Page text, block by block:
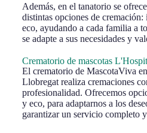
Además, en el tanatorio se
distintas opciones de
eco, ayudando a cada familia a
se adapte a sus necesidades y
Crematorio de mascotas
El crematorio de MascotaViva
Llobregat realiza cremaciones
profesionalidad. Ofrecemos
y eco, para adaptarnos a los
garantizar un servicio completo